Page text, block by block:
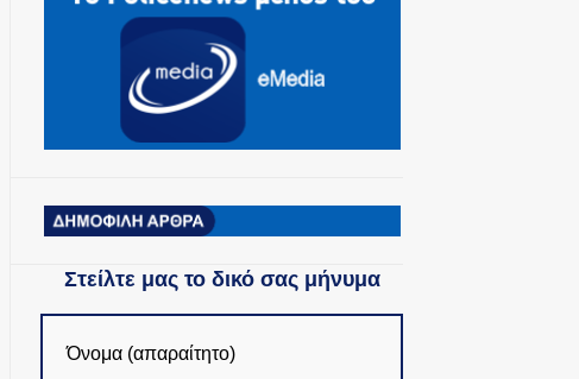
Στείλτε μας το δικό σας μήνυμα
Όνομα (απαραίτητο)